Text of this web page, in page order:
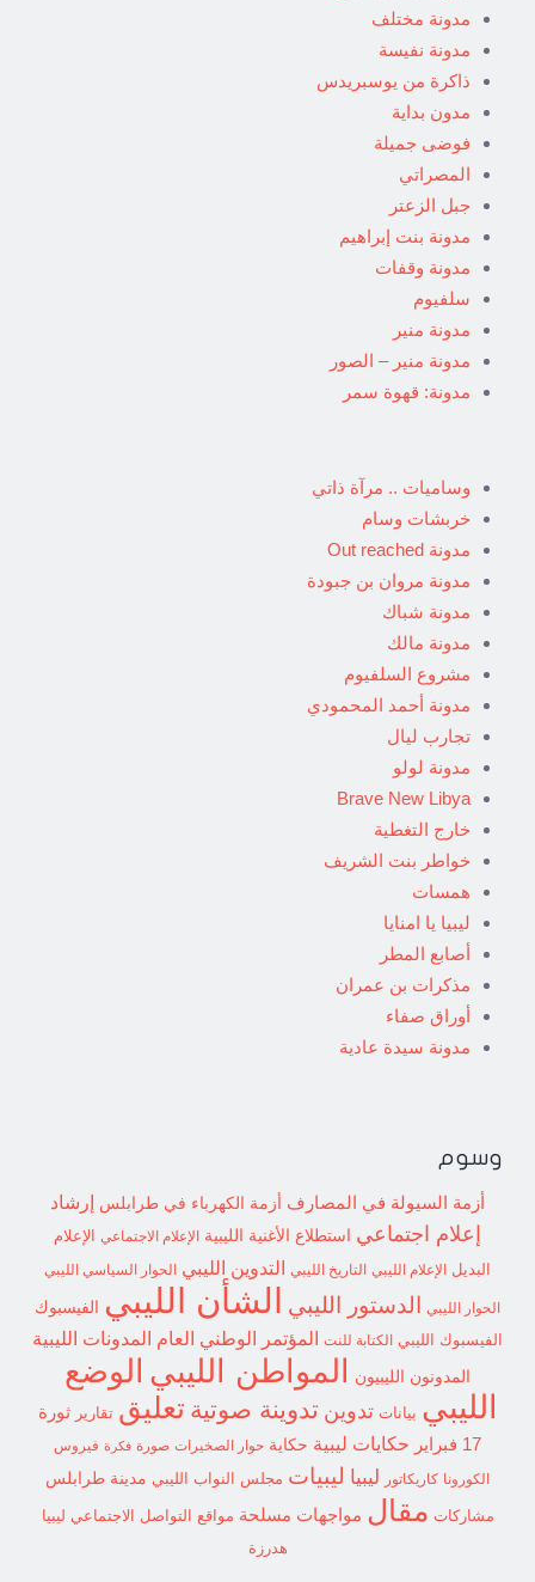
مدونة مختلف
مدونة نفيسة
ذاكرة من يوسبريدس
مدون بداية
فوضى جميلة
المصراتي
جبل الزعتر
مدونة بنت إبراهيم
مدونة وقفات
سلفيوم
مدونة منير
مدونة منير – الصور
مدونة: قهوة سمر
وساميات .. مرآة ذاتي
خربشات وسام
مدونة Out reached
مدونة مروان بن جبودة
مدونة شباك
مدونة مالك
مشروع السلفيوم
مدونة أحمد المحمودي
تجارب ليال
مدونة لولو
Brave New Libya
خارج التغطية
خواطر بنت الشريف
همسات
ليبيا يا امنايا
أصابع المطر
مذكرات بن عمران
أوراق صفاء
مدونة سيدة عادية
وسوم
أزمة السيولة في المصارف أزمة الكهرباء في طرابلس إرشاد
إعلام اجتماعي استطلاع الأغنية الليبية الإعلام الاجتماعي
الإعلام
البديل
الإعلام الليبي التاريخ الليبي التدوين الليبي الحوار السياسي الليبي
الحوار الليبي الدستور الليبي الشأن الليبي الفيسبوك
الفيسبوك الليبي الكتابة للنت المؤتمر الوطني العام المدونات الليبية
المدونون الليبيون المواطن الليبي الوضع
الليبي بيانات تدوين تدوينة صوتية تعليق تقارير
ثورة
17 فبراير
حكايات ليبية حكاية حوار الصخيرات صورة فكرة فيروس
الكورونا كاريكاتور ليبيا ليبيات مجلس النواب الليبي مدينة طرابلس
مشاركات مقال مواجهات مسلحة مواقع التواصل الاجتماعي ليبيا
هدرزة